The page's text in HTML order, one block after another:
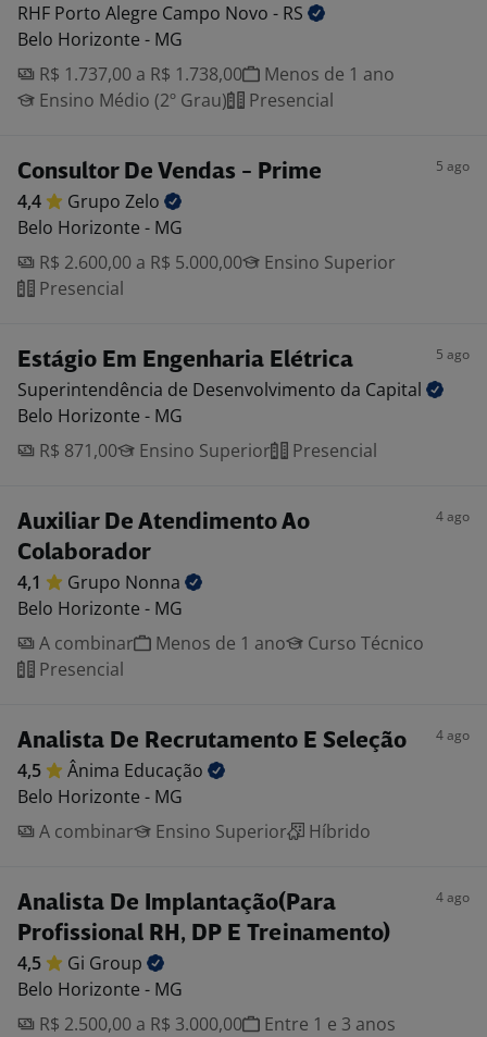
RHF Porto Alegre Campo Novo - RS
Belo Horizonte - MG
R$ 1.737,00 a R$ 1.738,00
Menos de 1 ano
Ensino Médio (2º Grau)
Presencial
Consultor De Vendas - Prime 5 ago
4,4 Grupo Zelo
Belo Horizonte - MG
R$ 2.600,00 a R$ 5.000,00
Ensino Superior
Presencial
Estágio Em Engenharia Elétrica 5 ago
Superintendência de Desenvolvimento da Capital
Belo Horizonte - MG
R$ 871,00
Ensino Superior Presencial
Auxiliar De Atendimento Ao
Colaborador
4 ago
4,1 Grupo Nonna
Belo Horizonte - MG
A combinar
Menos de 1 ano
Curso Técnico
Presencial
Analista De Recrutamento E Seleção 4 ago
4,5 Ânima Educação
Belo Horizonte - MG
A combinar
Ensino Superior Híbrido
Analista De Implantação(Para
Profissional RH, DP E Treinamento)
4 ago
4,5 Gi Group
Belo Horizonte - MG
R$ 2.500,00 a R$ 3.000,00
Entre 1 e 3 anos